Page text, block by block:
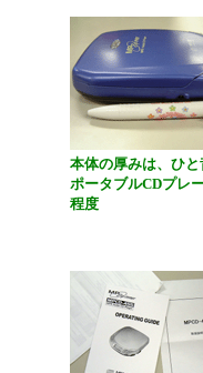
本体の厚みは、ひと
ポータブルCDプレ
程度